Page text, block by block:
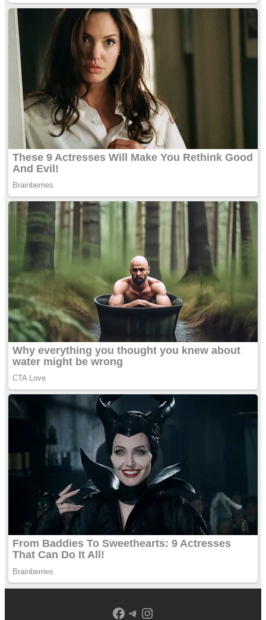
Facebook
Telegram
Instagram